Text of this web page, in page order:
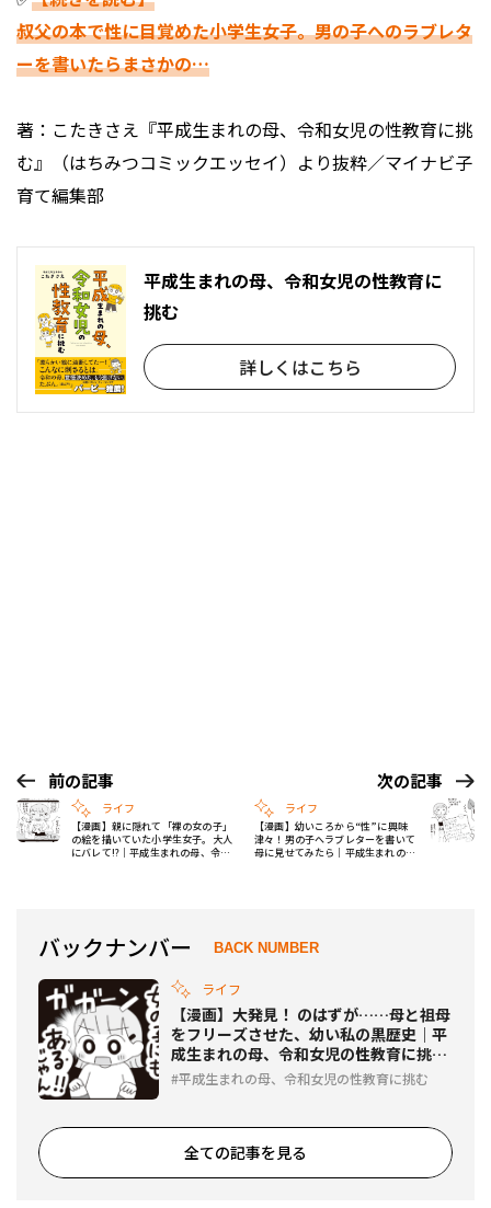
叔父の本で性に目覚めた小学生女子。男の子へのラブレタ
ーを書いたらまさかの…
著：こたきさえ『平成生まれの母、令和女児の性教育に挑
む』（はちみつコミックエッセイ）より抜粋／マイナビ子
育て編集部
平成生まれの母、令和女児の性教育に
挑む
詳しくはこちら
前の記事
ライフ
【漫画】親に隠れて「裸の女の子」
の絵を描いていた小学生女子。大人
にバレて!?｜平成生まれの母、令和
次の記事
ライフ
【漫画】幼いころから“性”に興味
津々！男の子へラブレターを書いて
母に見せてみたら｜平成生まれの
バックナンバー BACK NUMBER
ライフ
【漫画】大発見！ のはずが……母と祖母
をフリーズさせた、幼い私の黒歴史｜平
成生まれの母、令和女児の性教育に挑む
#1平成生まれの母、令和女児の性教育に挑む
全ての記事を見る